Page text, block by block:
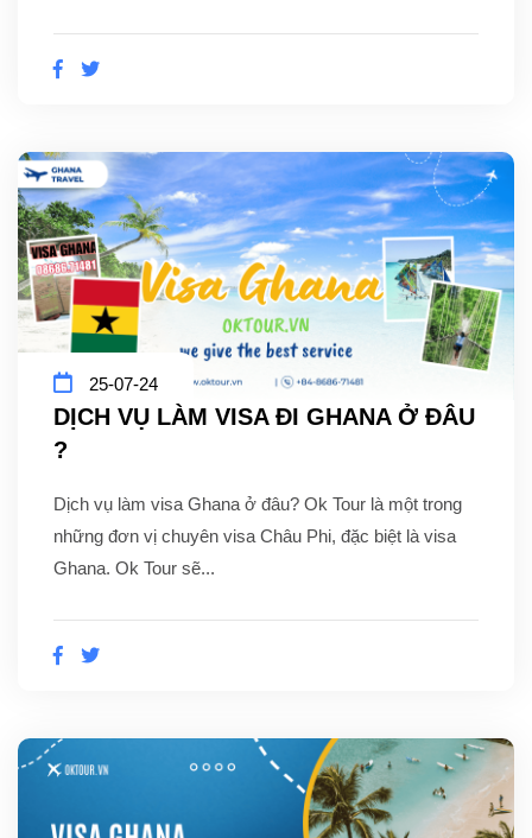
25-07-24
DỊCH VỤ LÀM VISA ĐI GHANA Ở ĐÂU
?
Dịch vụ làm visa Ghana ở đâu? Ok Tour là một trong
những đơn vị chuyên visa Châu Phi, đặc biệt là visa
Ghana. Ok Tour sẽ...